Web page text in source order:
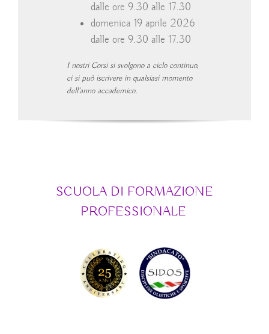
dalle ore 9.30 alle 17.30
domenica 19 aprile 2026
dalle ore 9.30 alle 17.30
I nostri Corsi si svolgono a ciclo continuo,
ci si può iscrivere in qualsiasi momento
dell’anno accademico.
SCUOLA DI FORMAZIONE
PROFESSIONALE